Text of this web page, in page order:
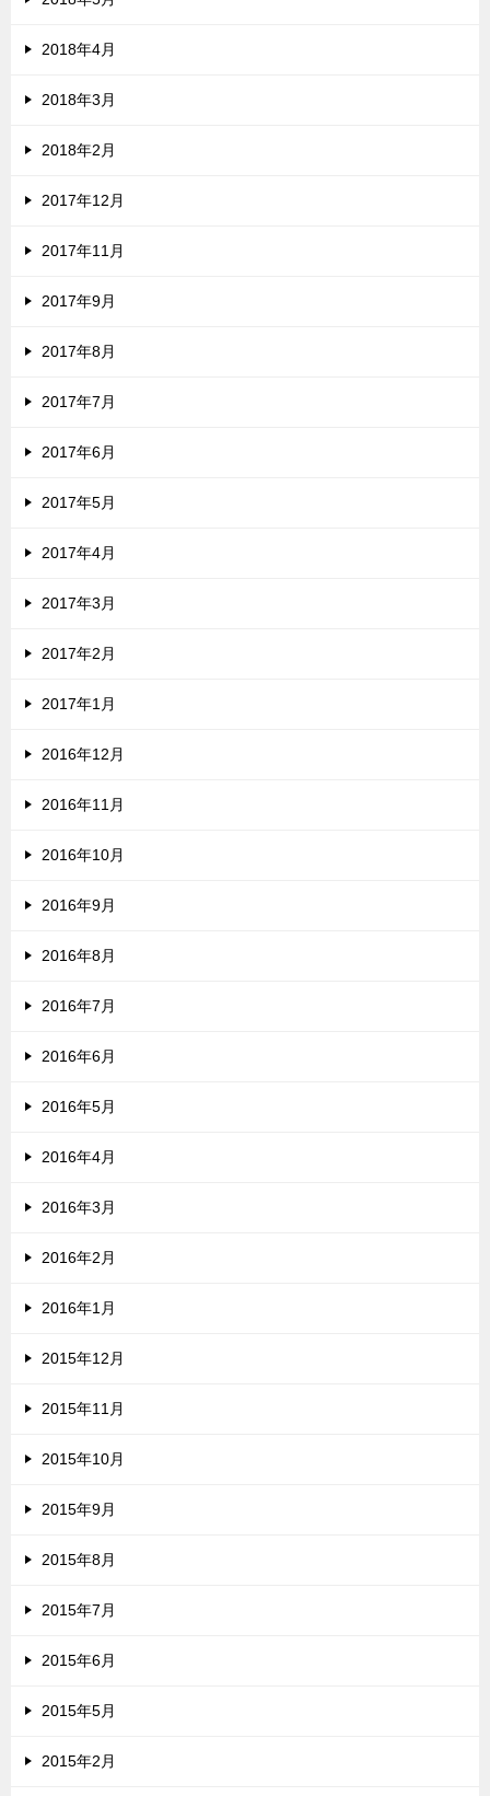
2018年4月
2018年3月
2018年2月
2017年12月
2017年11月
2017年9月
2017年8月
2017年7月
2017年6月
2017年5月
2017年4月
2017年3月
2017年2月
2017年1月
2016年12月
2016年11月
2016年10月
2016年9月
2016年8月
2016年7月
2016年6月
2016年5月
2016年4月
2016年3月
2016年2月
2016年1月
2015年12月
2015年11月
2015年10月
2015年9月
2015年8月
2015年7月
2015年6月
2015年5月
2015年2月